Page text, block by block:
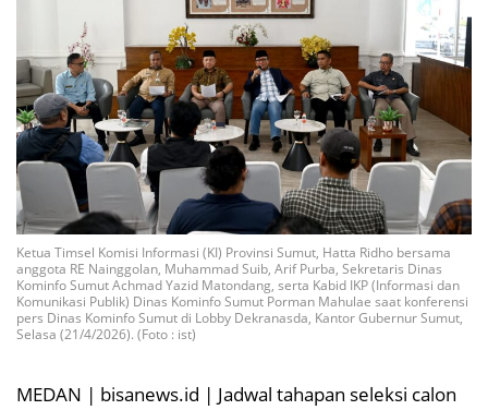
Ketua Timsel Komisi Informasi (KI) Provinsi Sumut, Hatta Ridho bersama
anggota RE Nainggolan, Muhammad Suib, Arif Purba, Sekretaris Dinas
Kominfo Sumut Achmad Yazid Matondang, serta Kabid IKP (Informasi dan
Komunikasi Publik) Dinas Kominfo Sumut Porman Mahulae saat konferensi
pers Dinas Kominfo Sumut di Lobby Dekranasda, Kantor Gubernur Sumut,
Selasa (21/4/2026). (Foto : ist)
MEDAN | bisanews.id | Jadwal tahapan seleksi calon